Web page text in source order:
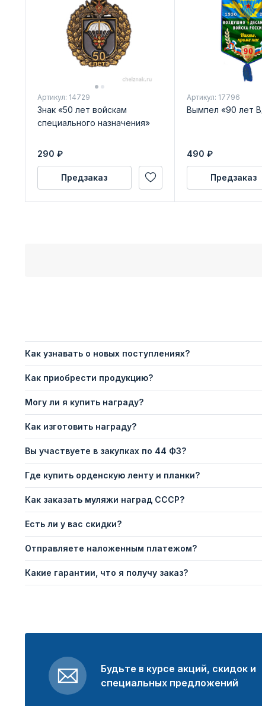
Артикул: 14729
Знак «50 лет войскам
специального назначения»
290 ₽
Предзаказ
Артикул: 17796
Вымпел «90 лет
490 ₽
Предзаказ
Как узнавать о новых поступлениях?
Как приобрести продукцию?
Могу ли я купить награду?
Как изготовить награду?
Вы участвуете в закупках по 44 ФЗ?
Где купить орденскую ленту и планки?
Как заказать муляжи наград СССР?
Есть ли у вас скидки?
Отправляете наложенным платежом?
Какие гарантии, что я получу заказ?
Будьте в курсе акций, скидок и
специальных предложений